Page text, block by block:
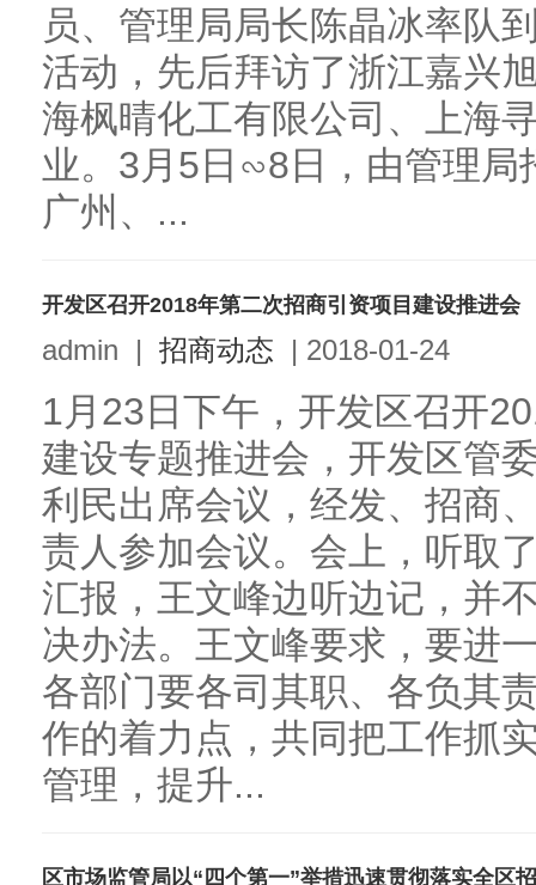
员、管理局局长陈晶冰率队
活动，先后拜访了浙江嘉兴
海枫晴化工有限公司、上海
业。3月5日∽8日，由管理局
广州、...
开发区召开2018年第二次招商引资项目建设推进会
admin | 招商动态 | 2018-01-24
1月23日下午，开发区召开
建设专题推进会，开发区管
利民出席会议，经发、招商
责人参加会议。会上，听取
汇报，王文峰边听边记，并
决办法。王文峰要求，要进
各部门要各司其职、各负其
作的着力点，共同把工作抓
管理，提升...
区市场监管局以“四个第一”举措迅速贯彻落实全区